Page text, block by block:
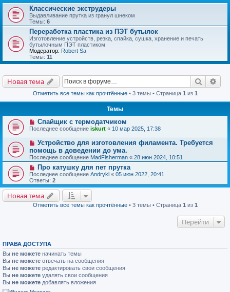
Классические экструдеры
Выдавливание прутка из гранул шнеком
Темы: 6
Переработка пластика из ПЭТ бутылок
Изготовление устройств, резка, спайка, сушка, хранение и печать
бутылочным ПЭТ пластиком
Модератор: Robert Sa
Темы: 11
Новая тема Поиск
Отметить все темы как прочтённые• 3 темы • Страница 1 из 1
Темы
Спайщик с термодатчиком
Последнее сообщение iskurt « 10 мар 2025, 17:38
Устройство для изготовления филамента. Требуется
помощь в доведении до ума.
Последнее сообщение MadFisherman « 28 июн 2024, 10:51
Про катушку для пет прутка
Последнее сообщение Andrykl « 05 июн 2022, 20:41
Ответы: 2
Новая тема
Отметить все темы как прочтённые• 3 темы • Страница 1 из 1
Перейти
ПРАВА ДОСТУПА
Вы не можете начинать темы
Вы не можете отвечать на сообщения
Вы не можете редактировать свои сообщения
Вы не можете удалять свои сообщения
Вы не можете добавлять вложения